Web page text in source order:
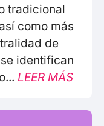
tradicional
como más
de
identifican
LEER MÁS